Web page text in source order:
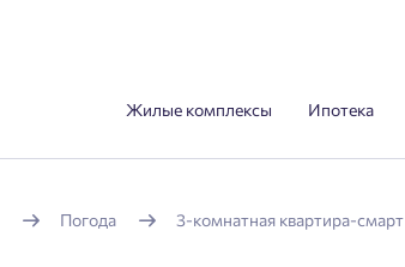
Жилые комплексы Ипотека
Погода 3-комнатная квартира-смарт